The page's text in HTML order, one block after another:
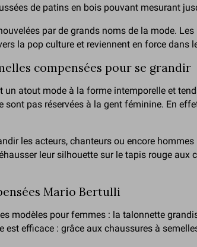
de patins en bois pouvant mesurant
par de grands noms de la mode.
la pop culture et reviennent en force dans
compensées pour se grandir
atout mode à la forme intemporelle et
pas réservées à la gent féminine. En
les acteurs, chanteurs ou encore
leur silhouette sur le tapis rouge
Mario Bertulli
modèles pour femmes : la talonnette
efficace : grâce aux chaussures à